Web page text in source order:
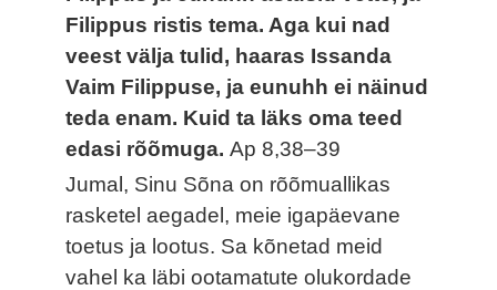
Filippus ristis tema. Aga kui nad
veest välja tulid, haaras Issanda
Vaim Filippuse, ja eunuhh ei näinud
teda enam. Kuid ta läks oma teed
edasi rõõmuga.Ap 8,38–39
Jumal, Sinu Sõna on rõõmuallikas
rasketel aegadel, meie igapäevane
toetus ja lootus. Sa kõnetad meid
vahel ka läbi ootamatute olukordade